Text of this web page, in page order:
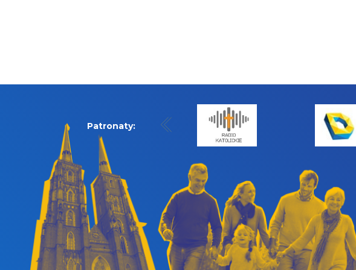
Patronaty: